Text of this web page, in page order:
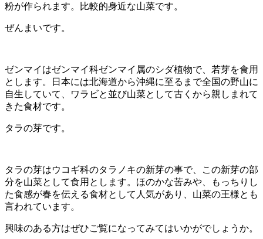
粉が作られます。比較的身近な山菜です。
ぜんまいです。
ゼンマイはゼンマイ科ゼンマイ属のシダ植物で、若芽を食用
とします。日本には北海道から沖縄に至るまで全国の野山に
自生していて、ワラビと並び山菜として古くから親しまれて
きた食材です。
タラの芽です。
タラの芽はウコギ科のタラノキの新芽の事で、この新芽の部
分を山菜として食用とします。ほのかな苦みや、もっちりし
た食感が春を伝える食材として人気があり、山菜の王様とも
言われています。
興味のある方はぜひご覧になってみてはいかがでしょうか。